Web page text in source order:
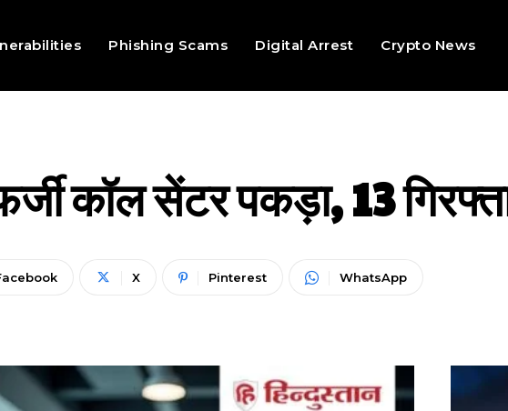
Phishing Scams Digital Arrest Crypto News
कॉल सेंटर पकड़ा, 13
X Pinterest WhatsApp